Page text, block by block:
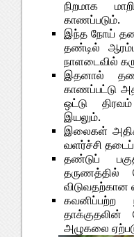
நிறமாக
காணப்படும்.
இந்த நோய்
தண்டில்
நாளடைவில்
இதனால்
காணப்பட்டு
ஒட்டு
இயலும்.
இலைகள் அதிக
வளர்ச்சி
தண்டுப்
தருணத்தில்
விடுவதற்கான
கவனிப்பற்ற
அழுகலை